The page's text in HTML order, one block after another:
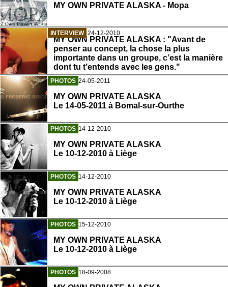
MY OWN PRIVATE ALASKA - Mopa
INTERVIEW 24-12-2010
MY OWN PRIVATE ALASKA : "Avant de
penser au concept, la chose la plus
importante dans un groupe, c’est la manière
dont tu t’entends avec les gens."
PHOTOS 24-05-2011
MY OWN PRIVATE ALASKA
Le 14-05-2011 à Bomal-sur-Ourthe
PHOTOS 14-12-2010
MY OWN PRIVATE ALASKA
Le 10-12-2010 à Liège
PHOTOS 14-12-2010
MY OWN PRIVATE ALASKA
Le 10-12-2010 à Liège
PHOTOS 15-12-2010
MY OWN PRIVATE ALASKA
Le 10-12-2010 à Liège
PHOTOS 18-09-2008